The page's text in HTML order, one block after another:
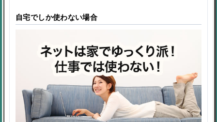
自宅でしか使わない場合